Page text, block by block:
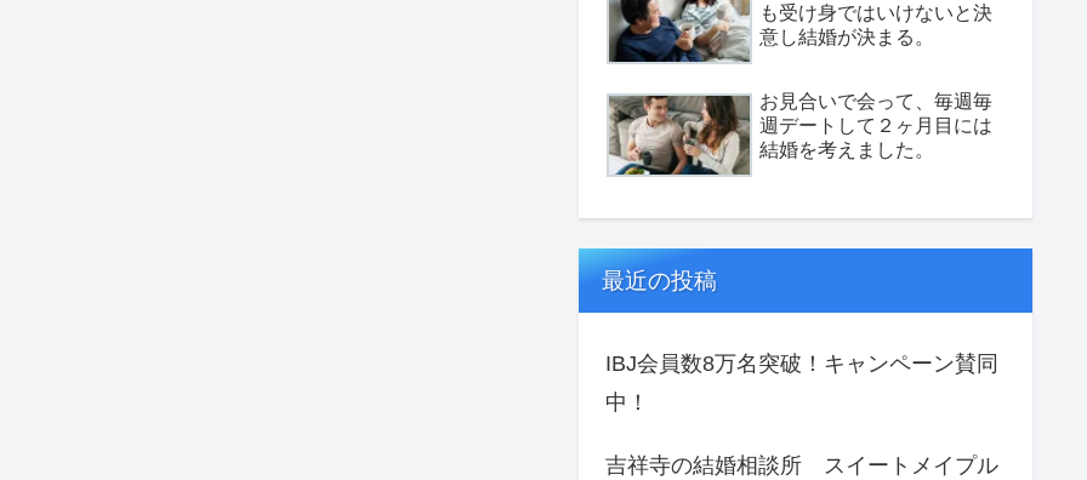
も受け身ではいけないと決
意し結婚が決まる。
お見合いで会って、毎週毎
週デートして２ヶ月目には
結婚を考えました。
最近の投稿
IBJ会員数8万名突破！キャンペーン賛同
中！
吉祥寺の結婚相談所 スイートメイプル